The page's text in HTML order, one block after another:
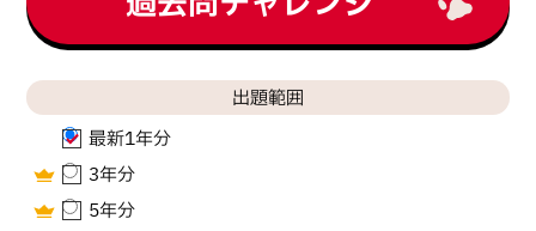
出題範囲
最新1年分
3年分
5年分